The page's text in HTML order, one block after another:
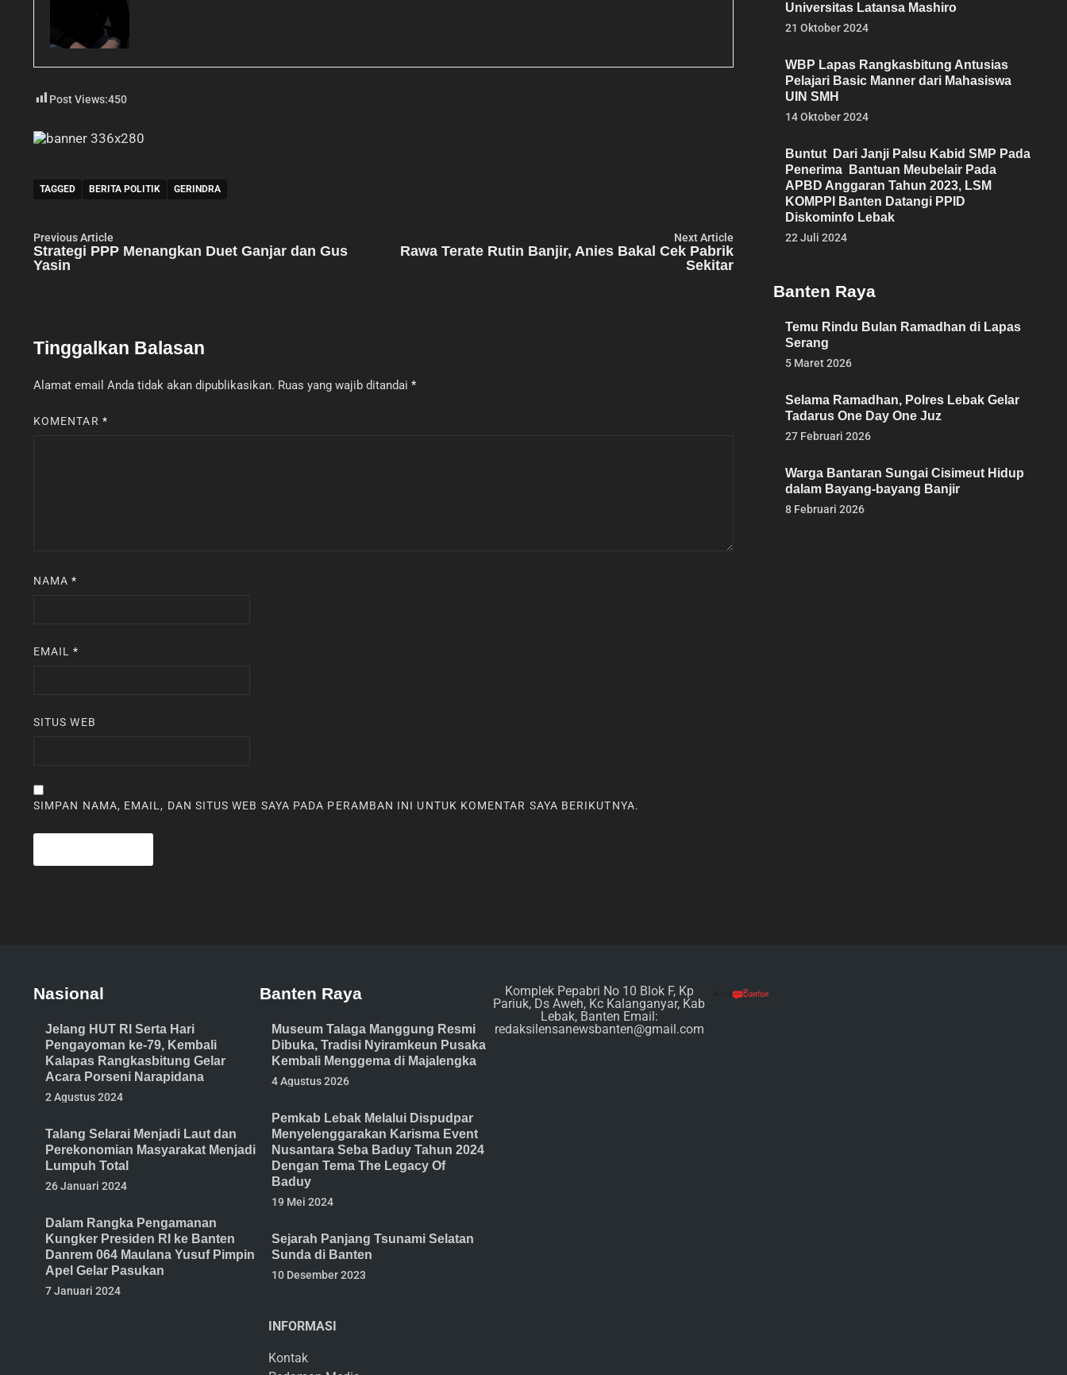
Post Views:450
TAGGED BERITA POLITIK GERINDRA
Navigasi
pos
Previous Article
article:
Strategi PPP Menangkan Duet Ganjar dan Gus
Yasin
Next Article
article:
Rawa Terate Rutin Banjir, Anies Bakal Cek Pabrik
Sekitar
Tinggalkan Balasan
Alamat email Anda tidak akan dipublikasikan. Ruas yang wajib ditandai *
KOMENTAR *
NAMA*
EMAIL*
SITUS WEB
SIMPAN NAMA, EMAIL, DAN SITUS WEB SAYA PADA PERAMBAN INI UNTUK KOMENTAR SAYA BERIKUTNYA.
Universitas Latansa Mashiro
21 Oktober 2024
WBP Lapas Rangkasbitung Antusias
Pelajari Basic Manner dari Mahasiswa
UIN SMH
14 Oktober 2024
Buntut Dari Janji Palsu Kabid SMP Pada
Penerima Bantuan Meubelair Pada
APBD Anggaran Tahun 2023, LSM
KOMPPI Banten Datangi PPID
Diskominfo Lebak
22 Juli 2024
Banten Raya
Temu Rindu Bulan Ramadhan di Lapas
Serang
5 Maret 2026
Selama Ramadhan, Polres Lebak Gelar
Tadarus One Day One Juz
27 Februari 2026
Warga Bantaran Sungai Cisimeut Hidup
dalam Bayang-bayang Banjir
8 Februari 2026
Nasional
Jelang HUT RI Serta Hari
Pengayoman ke-79, Kembali
Kalapas Rangkasbitung Gelar
Acara Porseni Narapidana
2 Agustus 2024
Talang Selarai Menjadi Laut dan
Perekonomian Masyarakat Menjadi
Lumpuh Total
26 Januari 2024
Dalam Rangka Pengamanan
Kungker Presiden RI ke Banten
Danrem 064 Maulana Yusuf Pimpin
Apel Gelar Pasukan
7 Januari 2024
Banten Raya
Museum Talaga Manggung Resmi
Dibuka, Tradisi Nyiramkeun Pusaka
Kembali Menggema di Majalengka
4 Agustus 2026
Pemkab Lebak Melalui Dispudpar
Menyelenggarakan Karisma Event
Nusantara Seba Baduy Tahun 2024
Dengan Tema The Legacy Of
Baduy
19 Mei 2024
Sejarah Panjang Tsunami Selatan
Sunda di Banten
10 Desember 2023
INFORMASI
Kontak
Komplek Pepabri No 10 Blok F, Kp
Pariuk, Ds Aweh, Kc Kalanganyar, Kab
Lebak, Banten Email:
redaksilensanewsbanten@gmail.com